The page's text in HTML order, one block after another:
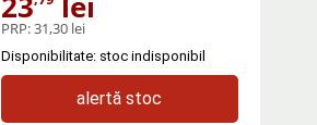
PRP:31,30 lei
Disponibilitate: stoc indisponibil
alertă stoc